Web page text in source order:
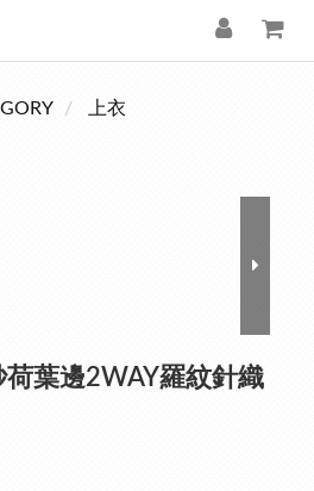
上衣
荷葉邊2WAY羅紋針織